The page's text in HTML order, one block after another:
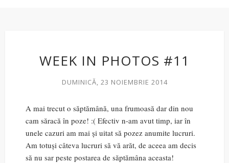
WEEK IN PHOTOS #11
DUMINICĂ, 23 NOIEMBRIE 2014
A mai trecut o săptămână, una frumoasă dar din nou
cam săracă în poze! :( Efectiv n-am avut timp, iar în
unele cazuri am mai și uitat să pozez anumite lucruri.
Am totuși câteva lucruri să vă arăt, de aceea am decis
să nu sar peste postarea de săptămâna aceasta!